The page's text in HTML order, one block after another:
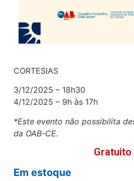
CORTESIAS
3/12/2025 – 18h30
4/12/2025 – 9h às 17h
*Este evento não possibilita
da OAB-CE.
Gratuito
Em estoque